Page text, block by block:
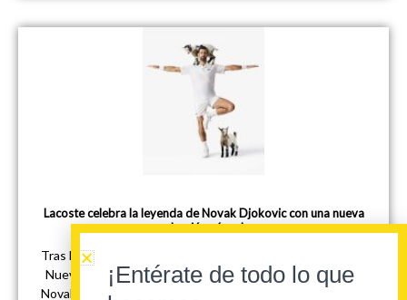
Lacoste celebra la leyenda de Novak Djokovic con una nueva
colección cápsula
Tras la buena acogida de la primera edición presentada en
Nueva York en 2025, Lacoste vuelve a rendir homenaje a
Novak Djokovic con una nueva colección cápsula dedicada
¡Entérate de todo lo que